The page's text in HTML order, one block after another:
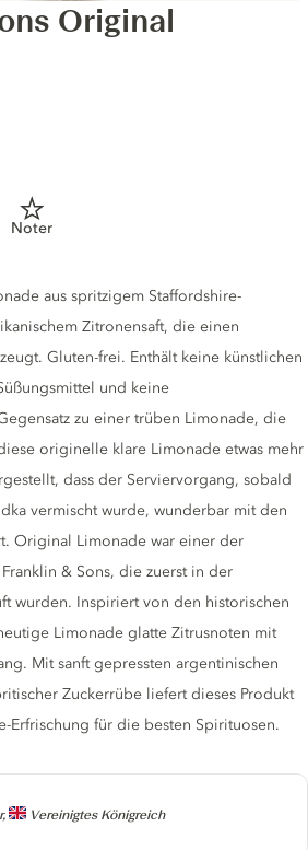
Original
Noter
Vereinigtes Königreich
aus spritzigem Staffordshire-
Zitronensaft, die einen
Gluten-frei. Enthält keine künstlichen
und keine
zu einer trüben Limonade, die
originelle klare Limonade etwas mehr
dass der Serviervorgang, sobald
vermischt wurde, wunderbar mit den
Original Limonade war einer der
& Sons, die zuerst in der
wurden. Inspiriert von den historischen
Limonade glatte Zitrusnoten mit
Mit sanft gepressten argentinischen
Zuckerrübe liefert dieses Produkt
Erfrischung für die besten Spirituosen.